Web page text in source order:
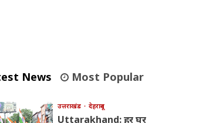
News Most Popular
उत्तराखंड देहरादून
Uttarakhand: हर घर